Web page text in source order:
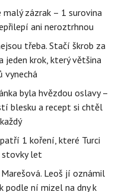
zázrak – 1 surovina
ani neroztrhnou
třeba. Stačí škrob za
jeden krok, který většina
vynechá
byla hvězdou oslavy –
blesku a recept si chtěl
1 koření, které Turci
stovky let
Leoš jí oznámil
ní mizel na dny k